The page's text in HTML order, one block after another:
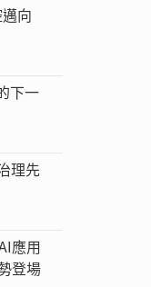
向
下一
理先
應用
登場